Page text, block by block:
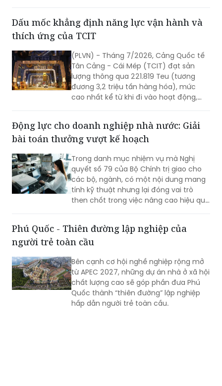
Dấu mốc khẳng định năng lực vận hành và
thích ứng của TCIT
(PLVN) - Tháng 7/2026, Cảng Quốc tế
Tân Cảng - Cái Mép (TCIT) đạt sản
lượng thông qua 221.819 Teu (tương
đương 3,2 triệu tấn hàng hóa), mức
cao nhất kể từ khi đi vào hoạt động,
dấu bước tăng trưởng về sản lượng mà
còn khẳng định năng lực vận hành, khả
của TCIT trong bối cảnh thị trường vận
tải biển và chuỗi cung ứng toàn cầu
còn nhiều biến động.
Động lực cho doanh nghiệp nhà nước: Giải
bài toán thưởng vượt kế hoạch
Trong danh mục nhiệm vụ mà Nghị
quyết số 79 của Bộ Chính trị giao cho
các bộ, ngành, có một nội dung mang
tính kỹ thuật nhưng lại đóng vai trò
then chốt trong việc nâng cao hiệu quả
tỷ lệ đối với phần lợi nhuận vượt kế
hoạch.
Phú Quốc - Thiên đường lập nghiệp của
người trẻ toàn cầu
Bên cạnh cơ hội nghề nghiệp rộng mở
từ APEC 2027, những dự án nhà ở xã hội
chất lượng cao sẽ góp phần đưa Phú
Quốc thành “thiên đường” lập nghiệp
hấp dẫn người trẻ toàn cầu.